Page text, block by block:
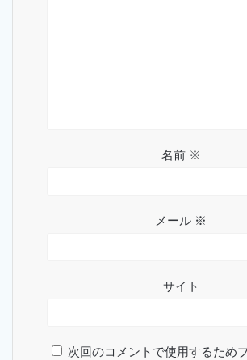
名前 ※
メール ※
サイト
次回のコメントで使用するため